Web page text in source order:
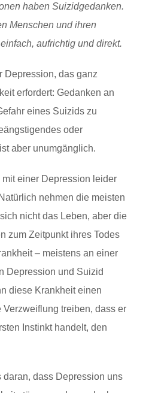
haben Suizidgedanken.
Menschen und ihren
aufrichtig und direkt.
Depression, das ganz
erfordert: Gedanken an
eines Suizids zu
oder
aber unumgänglich.
einer Depression leider
nehmen die meisten
nicht das Leben, aber die
zum Zeitpunkt ihres Todes
– meistens an einer
Depression und Suizid
diese Krankheit einen
treiben, dass er
Instinkt handelt, den
dass Depression uns